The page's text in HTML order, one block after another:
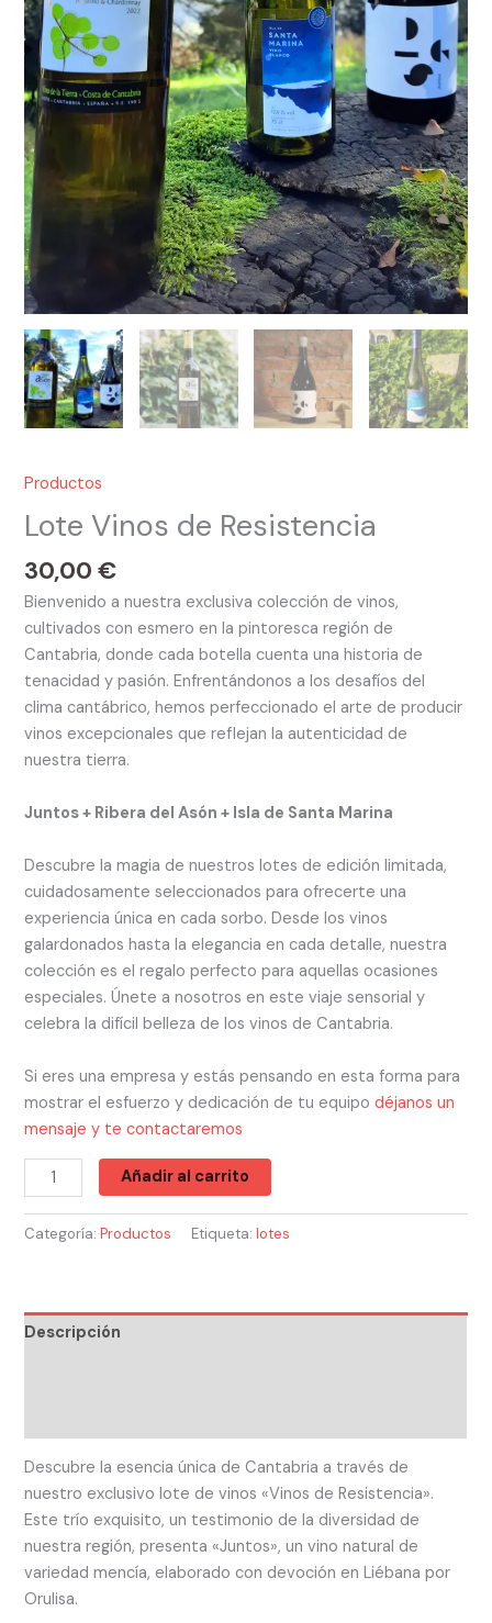
Productos
Lote Vinos de Resistencia
30,00€
Bienvenido a nuestra exclusiva colección de vinos,
cultivados con esmero en la pintoresca región de
Cantabria, donde cada botella cuenta una historia de
tenacidad y pasión. Enfrentándonos a los desafíos del
clima cantábrico, hemos perfeccionado el arte de producir
vinos excepcionales que reflejan la autenticidad de
nuestra tierra.
Juntos + Ribera del Asón + Isla de Santa Marina
Descubre la magia de nuestros lotes de edición limitada,
cuidadosamente seleccionados para ofrecerte una
experiencia única en cada sorbo. Desde los vinos
galardonados hasta la elegancia en cada detalle, nuestra
colección es el regalo perfecto para aquellas ocasiones
especiales. Únete a nosotros en este viaje sensorial y
celebra la difícil belleza de los vinos de Cantabria.
Si eres una empresa y estás pensando en esta forma para
mostrar el esfuerzo y dedicación de tu equipo déjanos un
mensaje y te contactaremos
Añadir al carrito
Categoría:Productos Etiqueta:lotes
Descripción
Descubre la esencia única de Cantabria a través de
nuestro exclusivo lote de vinos «Vinos de Resistencia».
Este trío exquisito, un testimonio de la diversidad de
nuestra región, presenta «Juntos», un vino natural de
variedad mencía, elaborado con devoción en Liébana por
Orulisa.